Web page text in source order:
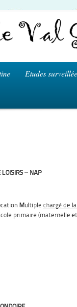
Etudes
– NAP
cation Multiple chargé de
primaire (maternelle